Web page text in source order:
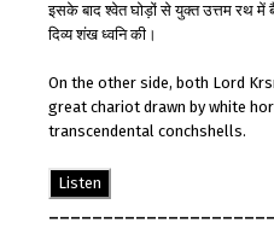
इसके बाद श्वेत घोड़ों से युक्त उत्तम रथ
दिव्य शंख ध्वनि की।
On the other side, both Lord
great chariot drawn by white
transcendental conchshells.
Listen